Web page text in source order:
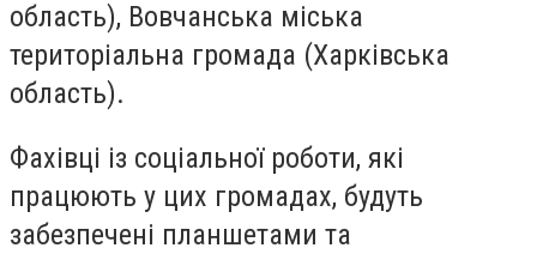
область), Вовчанська міська
територіальна громада (Харківська
область).
Фахівці із соціальної роботи, які
працюють у цих громадах, будуть
забезпечені планшетами та